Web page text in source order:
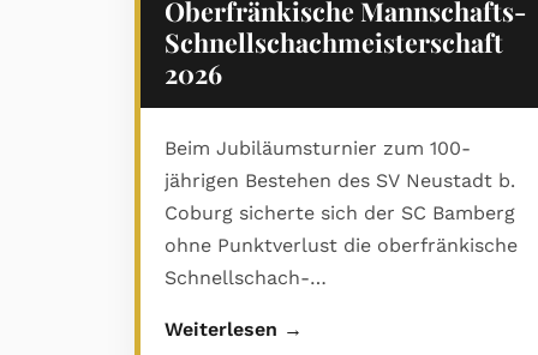
Oberfränkische Mannschafts-
Schnellschachmeisterschaft
2026
Beim Jubiläumsturnier zum 100-
jährigen Bestehen des SV Neustadt b.
Coburg sicherte sich der SC Bamberg
ohne Punktverlust die oberfränkische
Schnellschach-
Gastgeber SV Neustadt wurde starker
Weiterlesen →